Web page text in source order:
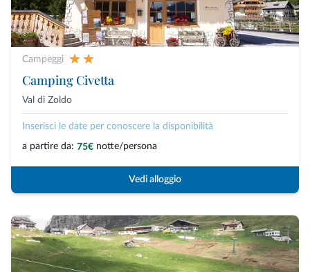
Campeggi
Camping Civetta
Val di Zoldo
Inserisci le date per conoscere la disponibilità
a partire da: 75€ notte/persona
Vedi alloggio